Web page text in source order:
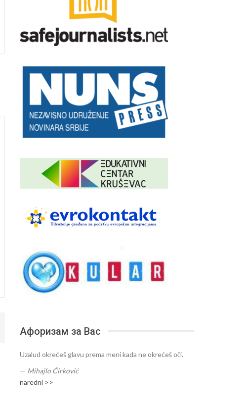
Афоризам за Вас
Uzalud okrećeš glavu prema meni kada ne okrećeš oči.
— Mihajlo Ćirković
naredni >>